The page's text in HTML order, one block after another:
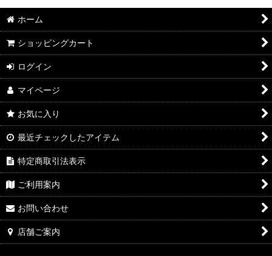
2026年6月DMワイン
2026年5月DMワイン
2026年4月DMワイン
2026年3月DMワイン
2026年2月DMワイン
2026年1月DMワイン
2025年12月DMワイン
2025年11月DMワイン
2025年10月DMワイン
ホーム
ショッピングカート
ログイン
マイページ
お気に入り
最近チェックしたアイテム
特定商取引法表示
ご利用案内
お問い合わせ
店舗ご案内